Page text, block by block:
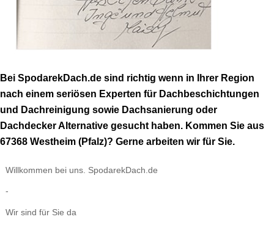
Bei SpodarekDach.de sind richtig wenn in Ihrer Region
nach einem seriösen Experten für Dachbeschichtungen
und Dachreinigung sowie Dachsanierung oder
Dachdecker Alternative gesucht haben. Kommen Sie aus
67368 Westheim (Pfalz)? Gerne arbeiten wir für Sie.
Willkommen bei uns. SpodarekDach.de
-
Wir sind für Sie da